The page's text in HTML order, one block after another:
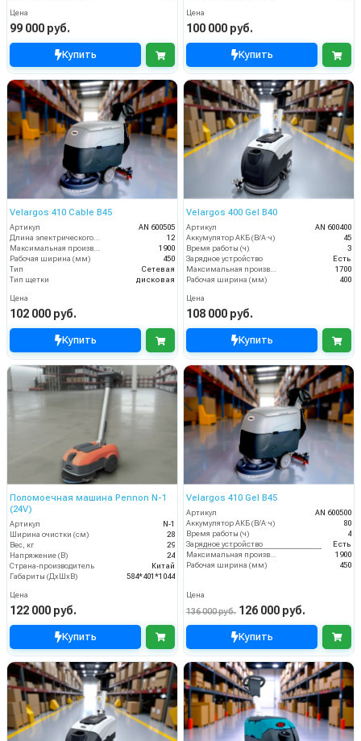
Цена
99 000 руб.
Купить
Цена
100 000 руб.
Купить
Velargos 410 Cable B45
Артикул
AN 600505
Длина электрического кабеля (м)
12
Максимальная производительность (кв.м/час)
1900
Рабочая ширина (мм)
450
Тип
Сетевая
Тип щетки
дисковая
Цена
102 000 руб.
Купить
Velargos 400 Gel B40
Артикул
AN 600400
Аккумулятор АКБ (В/А·ч)
45
Время работы (ч)
3
Зарядное устройство
Есть
Максимальная производительность (кв.м/час)
1700
Рабочая ширина (мм)
400
Цена
108 000 руб.
Купить
Поломоечная машина Pennon N-1
(24V)
Артикул
N-1
Ширина очистки (см)
28
Вес, кг
29
Напряжение (В)
24
Страна-производитель
Китай
Габариты (ДхШхВ)
584*401*1044
Цена
122 000 руб.
Купить
Velargos 410 Gel B45
Артикул
AN 600500
Аккумулятор АКБ (В/А·ч)
80
Время работы (ч)
4
Зарядное устройство
Есть
1900
Рабочая ширина (мм)
450
Цена
136 000 руб. 126 000 руб.
Купить